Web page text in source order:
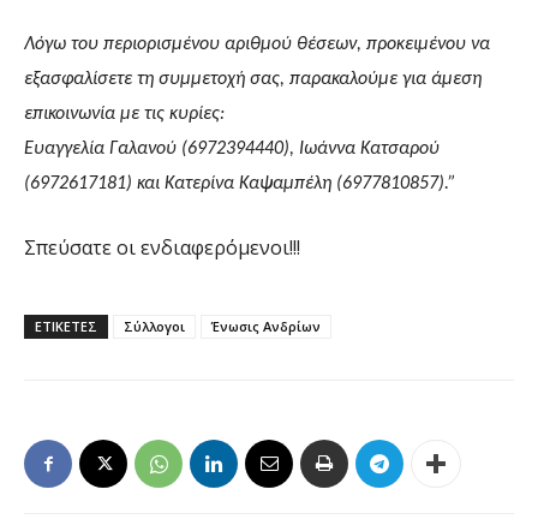
Λόγω του περιορισμένου αριθμού θέσεων, προκειμένου να
εξασφαλίσετε τη συμμετοχή σας, παρακαλούμε για άμεση
επικοινωνία με τις κυρίες:
Ευαγγελία Γαλανού (6972394440), Ιωάννα Κατσαρού
(6972617181) και Κατερίνα Καψαμπέλη (6977810857).”
Σπεύσατε οι ενδιαφερόμενοι!!!
ΕΤΙΚΕΤΕΣ Σύλλογοι Ένωσις Ανδρίων